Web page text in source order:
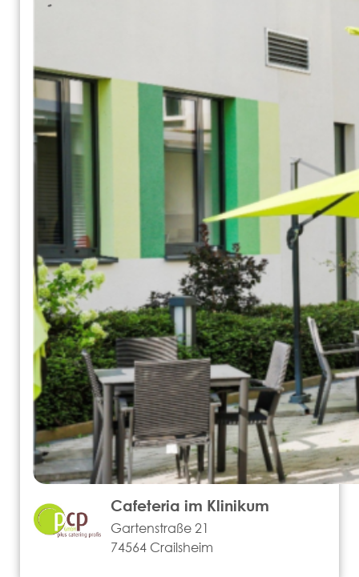
Cafeteria im Klinikum
Gartenstraße 21
74564 Crailsheim